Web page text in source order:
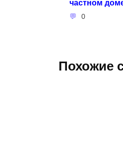
частном
0
Похожие